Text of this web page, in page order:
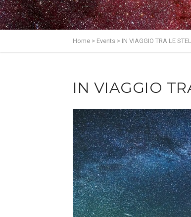
Home > Events > IN VIAGGIO TRA LE
IN VIAGGIO